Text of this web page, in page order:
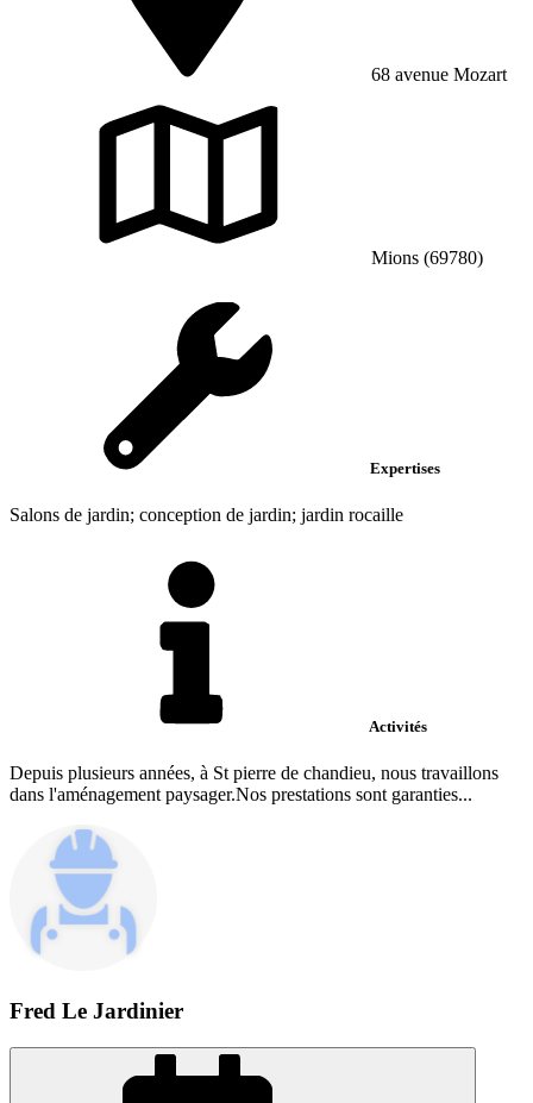
68 avenue Mozart
Mions (69780)
Expertises
Salons de jardin; conception de jardin; jardin rocaille
Activités
Depuis plusieurs années, à St pierre de chandieu, nous travaillons
dans l'aménagement paysager.Nos prestations sont garanties...
Fred Le Jardinier